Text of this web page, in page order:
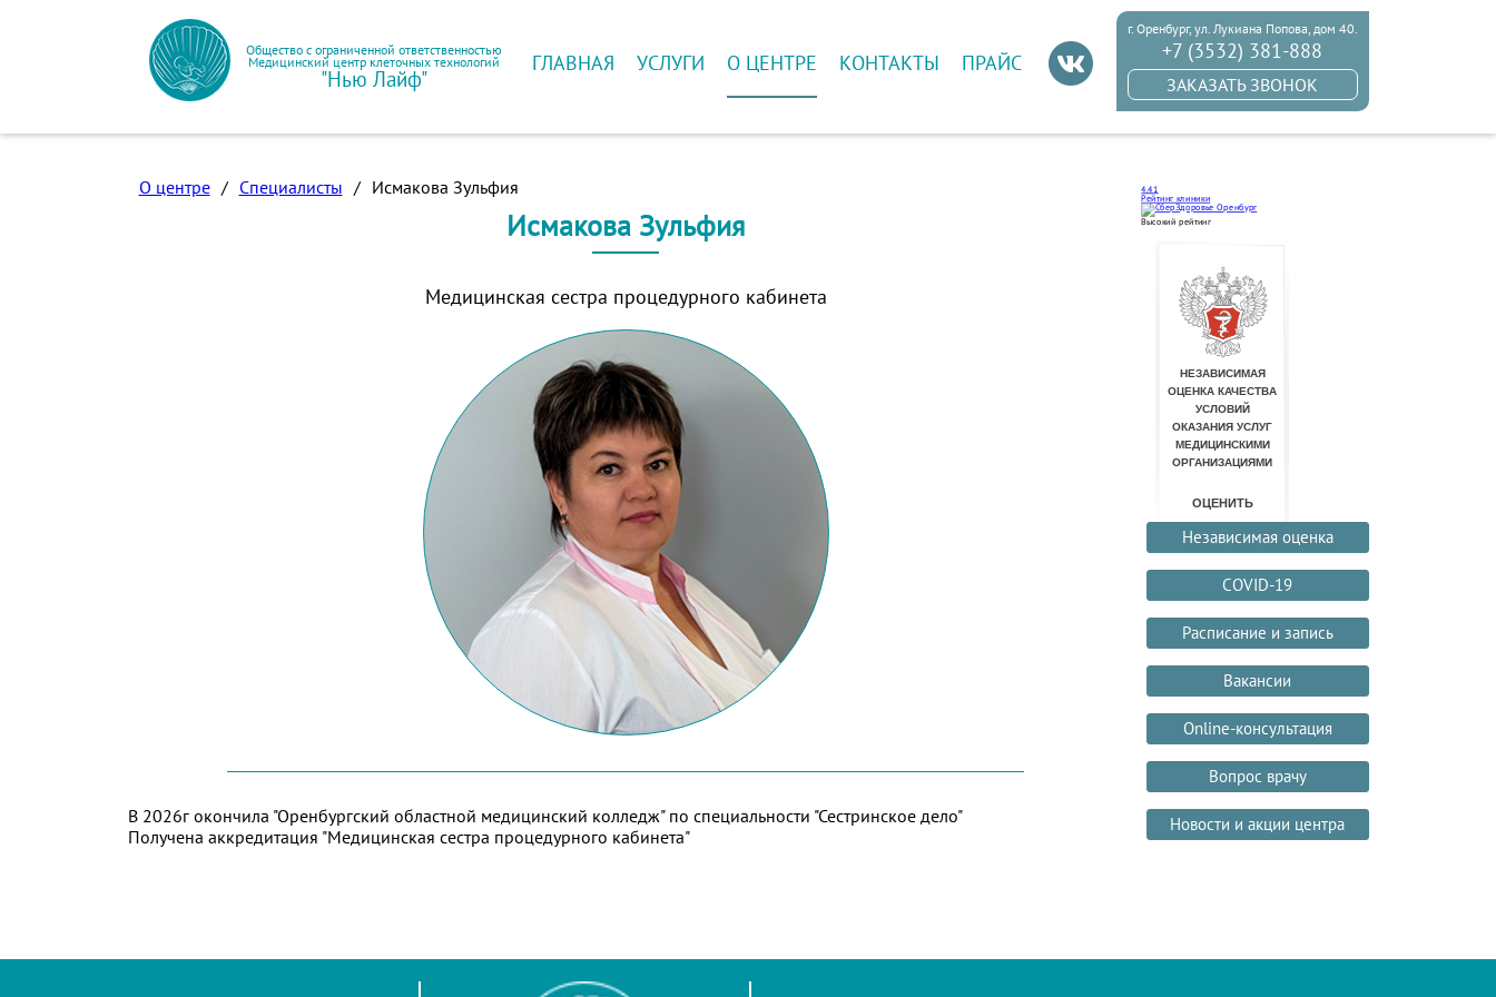
Общество с ограниченной ответственностью
Медицинский центр клеточных технологий
"Нью Лайф"
ГЛАВНАЯ УСЛУГИ О ЦЕНТРЕ КОНТАКТЫ ПРАЙС
г. Оренбург, ул. Лукиана Попова, дом 40.
+7 (3532) 381-888
ЗАКАЗАТЬ ЗВОНОК
О центре / Специалисты / Исмакова Зульфия
Исмакова Зульфия
Медицинская сестра процедурного кабинета
В 2026г окончила "Оренбургский областной медицинский колледж" по специальности "Сестринское дело"
Получена аккредитация "Медицинская сестра процедурного кабинета"
4.41
Рейтинг клиники
Высокий рейтинг
Независимая оценка
COVID-19
Расписание и запись
Вакансии
Online-консультация
Вопрос врачу
Новости и акции центра